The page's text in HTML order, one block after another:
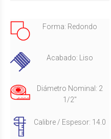
Forma: Redondo
Acabado: Liso
Diámetro Nominal: 2
1/2"
Calibre / Espesor: 14.0